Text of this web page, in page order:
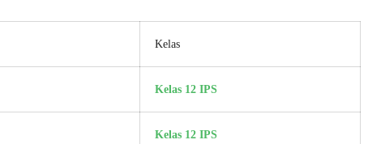
Kelas
Kelas 12 IPS
Kelas 12 IPS